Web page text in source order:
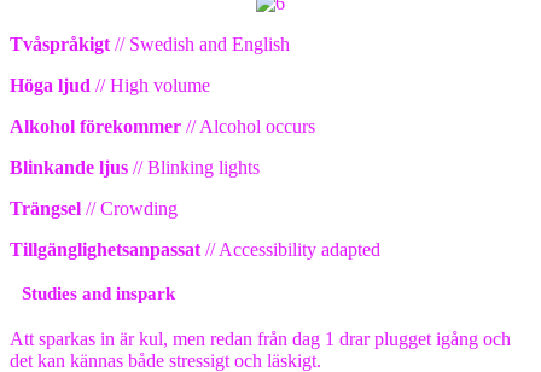
Tvåspråkigt // Swedish and English
Höga ljud // High volume
Alkohol förekommer // Alcohol occurs
Blinkande ljus // Blinking lights
Trängsel // Crowding
Tillgänglighetsanpassat // Accessibility adapted
Studies and inspark
Att sparkas in är kul, men redan från dag 1 drar plugget igång och
det kan kännas både stressigt och läskigt.